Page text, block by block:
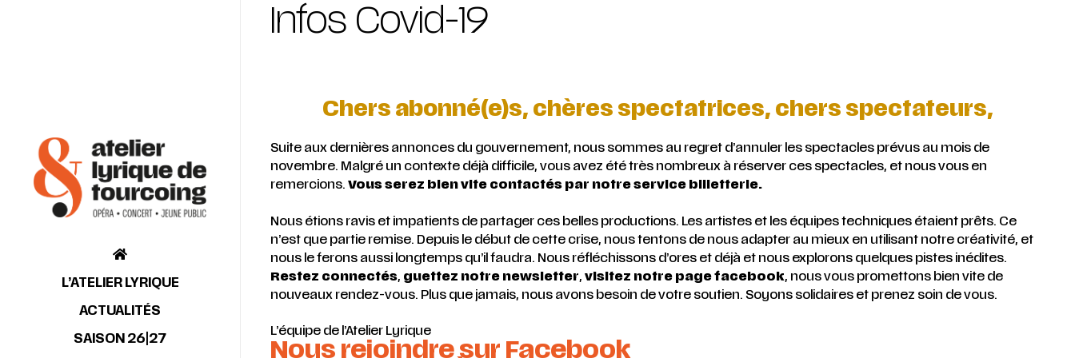
L’ATELIER LYRIQUE
ACTUALITÉS
SAISON 26|27
Infos Covid-19
Chers abonné(e)s, chères spectatrices, chers spectateurs,
Suite aux dernières annonces du gouvernement, nous sommes au regret d’annuler les spectacles prévus au mois de
novembre. Malgré un contexte déjà difficile, vous avez été très nombreux à réserver ces spectacles, et nous vous en
remercions. Vous serez bien vite contactés par notre service billetterie.
Nous étions ravis et impatients de partager ces belles productions. Les artistes et les équipes techniques étaient prêts. Ce
n’est que partie remise. Depuis le début de cette crise, nous tentons de nous adapter au mieux en utilisant notre créativité, et
nous le ferons aussi longtemps qu’il faudra. Nous réfléchissons d’ores et déjà et nous explorons quelques pistes inédites.
Restez connectés, guettez notre newsletter, visitez notre page facebook, nous vous promettons bien vite de
nouveaux rendez-vous. Plus que jamais, nous avons besoin de votre soutien. Soyons solidaires et prenez soin de vous.
L’équipe de l’Atelier Lyrique
Nous rejoindre sur Facebook